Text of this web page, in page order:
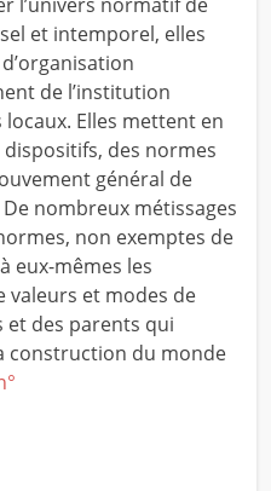
et intemporel, elles
de l’institution
Elles mettent en
dispositifs, des normes
général de
nombreux métissages
non exemptes de
eux-mêmes les
valeurs et modes de
et des parents qui
construction du monde